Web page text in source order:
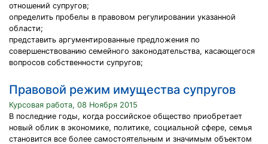
отношений супругов;
определить пробелы в правовом регулировании указанной
области;
представить аргументированные предложения по
совершенствованию семейного законодательства, касающегося
вопросов собственности супругов;
Правовой режим имущества супругов
Курсовая работа, 08 Ноября 2015
В последние годы, когда российское общество приобретает
новый облик в экономике, политике, социальной сфере, семья
становится все более самостоятельным и значимым объектом